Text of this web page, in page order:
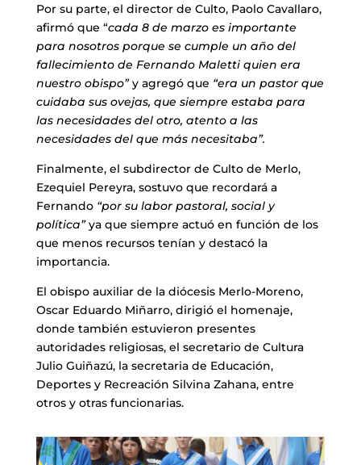
Por su parte, el director de Culto, Paolo Cavallaro,
afirmó que “cada 8 de marzo es importante
para nosotros porque se cumple un año del
fallecimiento de Fernando Maletti quien era
nuestro obispo”y agregó que “era un pastor que
cuidaba sus ovejas, que siempre estaba para
las necesidades del otro, atento a las
necesidades del que más necesitaba”.
Finalmente, el subdirector de Culto de Merlo,
Ezequiel Pereyra, sostuvo que recordará a
Fernando “por su labor pastoral, social y
política”ya que siempre actuó en función de los
que menos recursos tenían y destacó la
importancia.
El obispo auxiliar de la diócesis Merlo-Moreno,
Oscar Eduardo Miñarro, dirigió el homenaje,
donde también estuvieron presentes
autoridades religiosas, el secretario de Cultura
Julio Guiñazú, la secretaria de Educación,
Deportes y Recreación Silvina Zahana, entre
otros y otras funcionarias.